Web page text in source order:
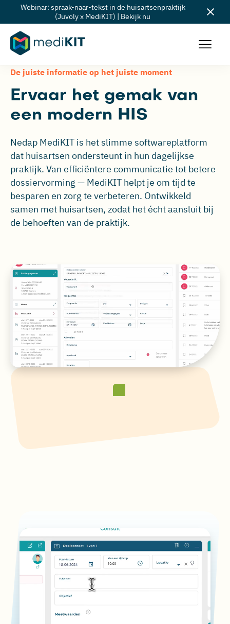
Webinar: spraak-naar-tekst in de huisartsenpraktijk
(Juvoly x MediKIT) | Bekijk nu
De juiste informatie op het juiste moment
Ervaar het gemak van
een modern HIS
Nedap MediKIT is het slimme softwareplatform
dat huisartsen ondersteunt in hun dagelijkse
praktijk. Van efficiëntere communicatie tot betere
dossiervorming — MediKIT helpt je om tijd te
besparen en zorg te verbeteren. Ontwikkeld
samen met huisartsen, zodat het écht aansluit bij
de behoeften van de praktijk.